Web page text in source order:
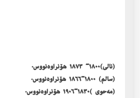
(نالی)١٨٠٠- ١٨٧٣ ھۆنراوەنووس.
(سالم) ١٨٠٠-١٨٦٦ ھۆنراوەنووس.
(مەحوی )١٨٣٠-١٩٠٦ ھۆنراوەنووس.